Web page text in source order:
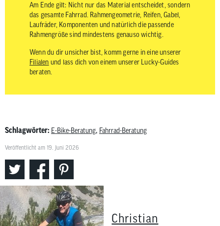
Am Ende gilt: Nicht nur das Material entscheidet, sondern
das gesamte Fahrrad. Rahmengeometrie, Reifen, Gabel,
Laufräder, Komponenten und natürlich die passende
Rahmengröße sind mindestens genauso wichtig.
Wenn du dir unsicher bist, komm gerne in eine unserer
Filialen und lass dich von einem unserer Lucky-Guides
beraten.
Schlagwörter: E-Bike-Beratung, Fahrrad-Beratung
Veröffentlicht am 19. Juni 2026
Christian